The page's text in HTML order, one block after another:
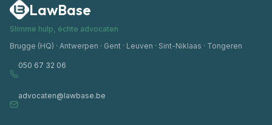
LawBase
Slimme hulp, échte advocaten
Brugge (HQ) · Antwerpen · Gent · Leuven · Sint-Niklaas · Tongeren
050 67 32 06
advocaten@lawbase.be